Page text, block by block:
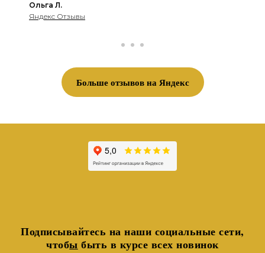
Ольга Л.
Яндекс Отзывы
Больше отзывов на Яндекс
Подписывайтесь на наши социальные сети,
чтобы быть в курсе всех новинок